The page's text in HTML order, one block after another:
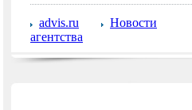
advis.ru
Новости
агентства